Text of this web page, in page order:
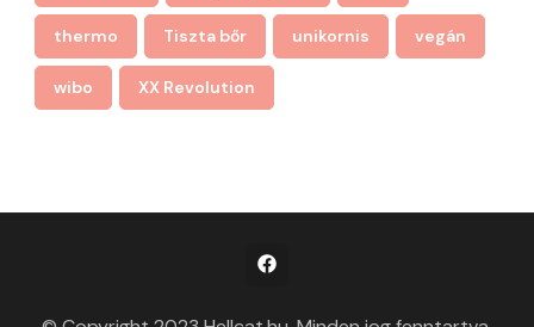
thermo Tiszta bőr unikornis vegán
wibo XX Revolution